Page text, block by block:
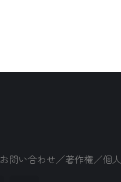
お問い合わせ／著作権／個